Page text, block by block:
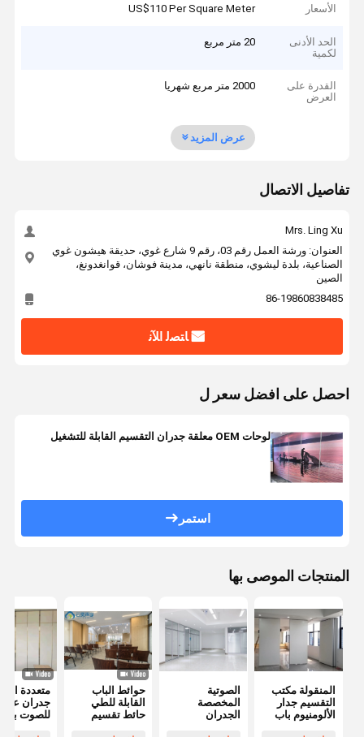
الأسعار US$110 Per Square Meter
الحد الأدنى
لكمية
20 متر مربع
القدرة على
العرض
2000 متر مربع شهريا
عرض المزيد
تفاصيل الاتصال
Mrs. Ling Xu
العنوان: ورشة العمل رقم 03، رقم 9 شارع غوي، حديقة هيشون غوي
الصناعية، بلدة ليشوي، منطقة نانهي، مدينة فوشان، قوانغدونغ،
الصين
86-19860838485
ﺎﺘﺼﻟ ﺍﻶﻧ
احصل على افضل سعر ل
لوحات OEM معلقة جدران التقسيم القابلة للتشغيل
استمر
المنتجات الموصى بها
المنقولة مكتب
التقسيم جدار
الألومنيوم باب
الصوتية
المخصصة
الجدران
حوائط الباب
القابلة للطي
حائط تقسيم
متعددة
جدران
للصوت